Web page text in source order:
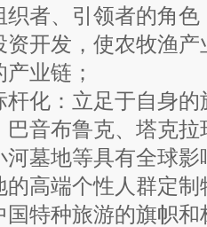
织者、引领者的角
资开发，使农牧渔
业链；
：立足于自身的
音布鲁克、塔克拉
河墓地等具有全球
的高端个性人群定
特种旅游的旗帜和